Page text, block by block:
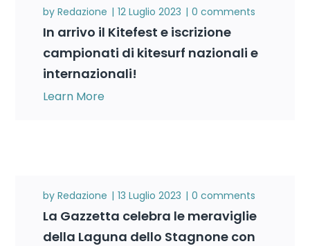
byRedazione 12 Luglio 2023 0 comments
In arrivo il Kitefest e iscrizione
campionati di kitesurf nazionali e
internazionali!
Learn More
byRedazione 13 Luglio 2023 0 comments
La Gazzetta celebra le meraviglie
della Laguna dello Stagnone con